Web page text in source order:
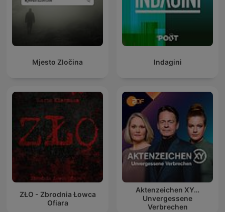
Mjesto Zločina Indagini
ZŁO - Zbrodnia Łowca
Ofiara
Aktenzeichen XY…
Unvergessene
Verbrechen